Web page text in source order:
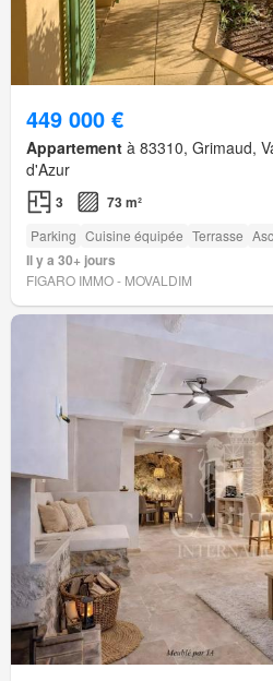
449 000 €
Appartement à 83310, Grimaud,
d'Azur
3 73 m²
Parking Cuisine équipée Terrasse
Il y a 30+ jours
FIGARO IMMO - MOVALDIM